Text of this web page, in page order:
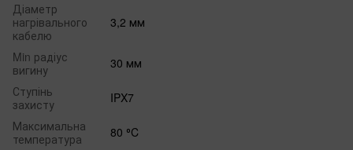
Діаметр
нагрівального
кабелю
3,2 мм
Min радіус
вигину
30 мм
Ступінь
захисту
IPX7
Максимальна
температура
80 ⁰C